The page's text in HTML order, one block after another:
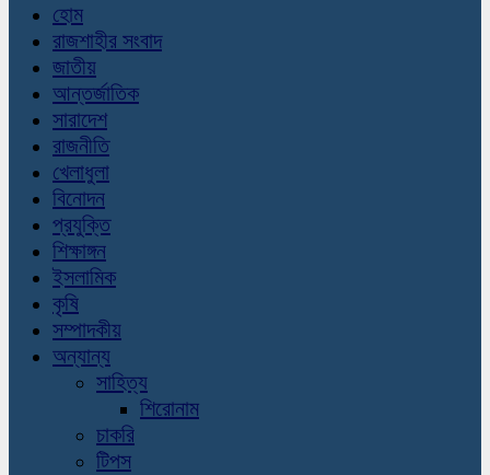
হোম
রাজশাহীর সংবাদ
জাতীয়
আন্তর্জাতিক
সারাদেশ
রাজনীতি
খেলাধুলা
বিনোদন
প্রযুক্তি
শিক্ষাঙ্গন
ইসলামিক
কৃষি
সম্পাদকীয়
অন্যান্য
সাহিত্য
শিরোনাম
চাকরি
টিপস